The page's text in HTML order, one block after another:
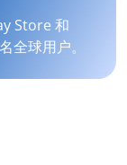
Store 和
球用户。